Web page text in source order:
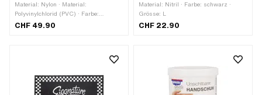
Material: Nylon · Material:
Polyvinylchlorid (PVC) · Farbe:
schwarz · Breite: 900 mm ·
CHF 49.90
Material: Nitril · Farbe: schwarz ·
Grösse: L
CHF 22.90